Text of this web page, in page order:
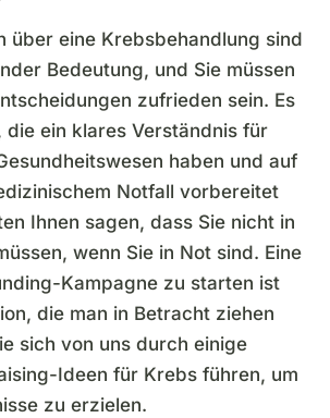
über eine Krebsbehandlung sind
Bedeutung, und Sie müssen
zufrieden sein. Es
ein klares Verständnis für
haben und auf
Notfall vorbereitet
Ihnen sagen, dass Sie nicht in
wenn Sie in Not sind. Eine
Kampagne zu starten ist
die man in Betracht ziehen
sich von uns durch einige
Ideen für Krebs führen, um
zu erzielen.